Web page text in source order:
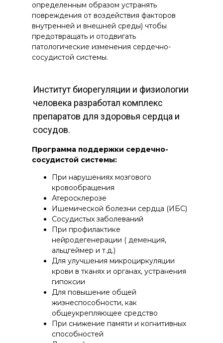
Программа поддержки сердечно-
сосудистой системы:
При нарушениях мозгового
кровообращения
Атеросклерозе
Ишемической болезни сердца (ИБС)
Сосудистых заболеваний
При профилактике
нейродегенерации ( деменция,
альцгеймер и т.д.)
Для улучшения микроциркуляции
крови в тканях и органах, устранения
гипоксии
Для повышение общей
жизнеспособности, как
общеукрепляющее средство
При снижение памяти и когнитивных
способностей
определенным образом устранять
повреждения от воздействия факторов
внутренней и внешней среды) чтобы
предотвращать и отодвигать
патологические изменения сердечно-
сосудистой системы.
Институт биорегуляции и физиологии
человека разработал комплекс
препаратов для здоровья сердца и
сосудов.